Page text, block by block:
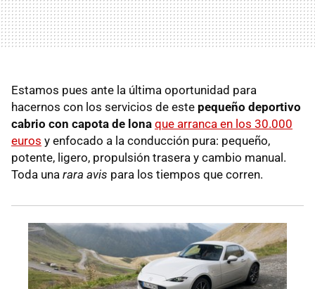
Estamos pues ante la última oportunidad para
hacernos con los servicios de este pequeño deportivo
cabrio con capota de lona que arranca en los 30.000
euros y enfocado a la conducción pura: pequeño,
potente, ligero, propulsión trasera y cambio manual.
Toda una rara avis para los tiempos que corren.